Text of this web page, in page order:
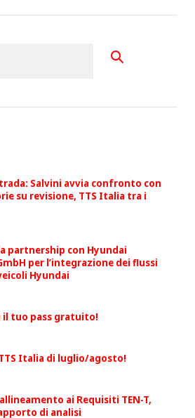
Salvini avvia confronto con
su revisione, TTS Italia tra i
partnership con Hyundai
per l’integrazione dei flussi
Hyundai
il tuo pass gratuito!
Italia di luglio/agosto!
ai Requisiti TEN-T,
di analisi